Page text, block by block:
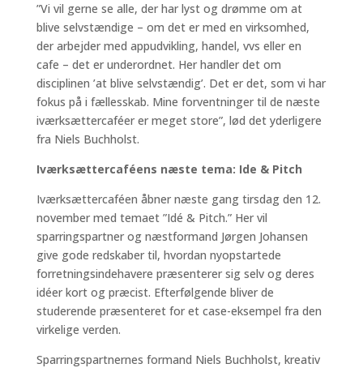
”Vi vil gerne se alle, der har lyst og drømme om at
blive selvstændige – om det er med en virksomhed,
der arbejder med appudvikling, handel, vvs eller en
cafe – det er underordnet. Her handler det om
disciplinen ’at blive selvstændig’. Det er det, som vi har
fokus på i fællesskab. Mine forventninger til de næste
iværksættercaféer er meget store”, lød det yderligere
fra Niels Buchholst.
Iværksættercaféens næste tema: Ide & Pitch
Iværksættercaféen åbner næste gang tirsdag den 12.
november med temaet ”Idé & Pitch.” Her vil
sparringspartner og næstformand Jørgen Johansen
give gode redskaber til, hvordan nyopstartede
forretningsindehavere præsenterer sig selv og deres
idéer kort og præcist. Efterfølgende bliver de
studerende præsenteret for et case-eksempel fra den
virkelige verden.
Sparringspartnernes formand Niels Buchholst, kreativ